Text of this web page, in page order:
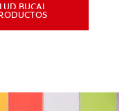
BUCAL